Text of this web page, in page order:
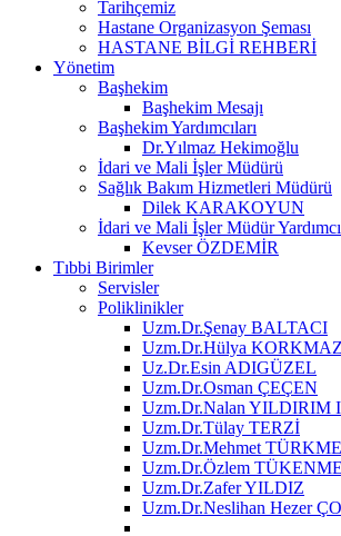
Tarihçemiz
Hastane Organizasyon Şeması
HASTANE BİLGİ REHBERİ
Yönetim
Başhekim
Başhekim Mesajı
Başhekim Yardımcıları
Dr.Yılmaz Hekimoğlu
İdari ve Mali İşler Müdürü
Sağlık Bakım Hizmetleri Müdürü
Dilek KARAKOYUN
İdari ve Mali İşler Müdür
Kevser ÖZDEMİR
Tıbbi Birimler
Servisler
Poliklinikler
Uzm.Dr.Şenay BALTACI
Uzm.Dr.Hülya KORKMAZ
Uz.Dr.Esin ADIGÜZEL
Uzm.Dr.Osman ÇEÇEN
Uzm.Dr.Nalan YILDIRIM
Uzm.Dr.Tülay TERZİ
Uzm.Dr.Mehmet
Uzm.Dr.Özlem
Uzm.Dr.Zafer YILDIZ
Uzm.Dr.Neslihan Hezer